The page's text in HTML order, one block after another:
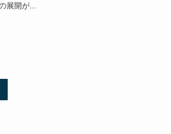
展開が...